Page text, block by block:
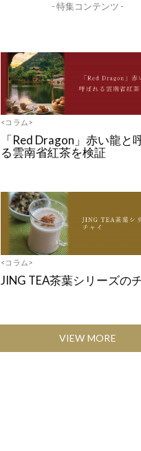
- 特集コンテンツ -
<コラム>
「Red Dragon」赤い龍と
る雲南省紅茶を検証
<コラム>
JING TEA茶葉シリーズの
VIEW MORE